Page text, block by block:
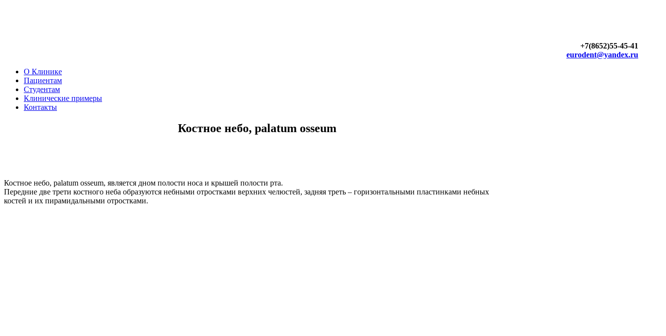
+7(8652)55-45-41
eurodent@yandex.ru
О Клинике
Пациентам
Студентам
Клинические примеры
Контакты
Костное небо, palatum osseum
Костное небо, palatum osseum, является дном полости носа и крышей полости рта.
Передние две трети костного неба образуются небными отростками верхних челюстей, задняя треть – горизонтальными пластинками небных
костей и их пирамидальными отростками.